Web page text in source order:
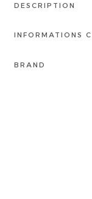
DESCRIPTION
INFORMATIONS
BRAND